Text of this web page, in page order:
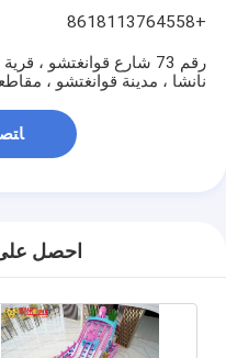
+8618113764558
رقم 73 شارع قوانغتشو ،
نانشا ، مدينة قوانغتشو ،
احصل